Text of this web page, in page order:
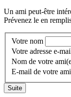
Un ami peut-être
Prévenez le en
Votre nom
Votre adresse e-
Nom de votre
E-mail de votre
Suite